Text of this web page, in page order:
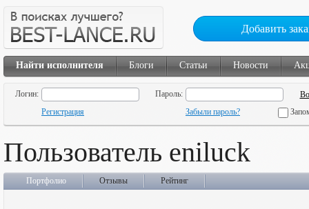
Добавить
Найти исполнителя Блоги Статьи Новости
Логин:
Пароль:
Регистрация
Забыли пароль?
Пользователь eniluck
Портфолио Отзывы Рейтинг